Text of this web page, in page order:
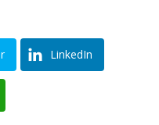
LinkedIn